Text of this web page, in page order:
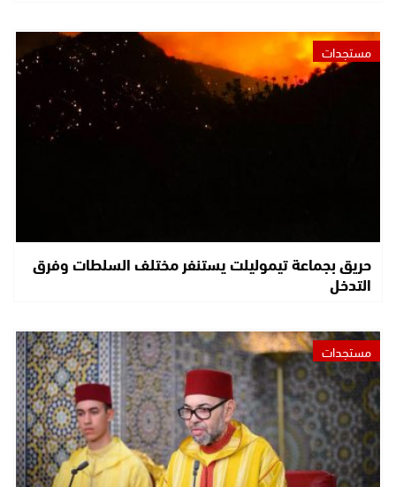
مستجدات
حريق بجماعة تيموليلت يستنفر مختلف السلطات وفرق
التدخل
مستجدات